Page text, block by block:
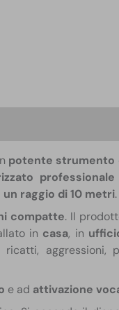
potente strumento
professionale
raggio di 10 metri.
compatte. Il
in casa, in
ricatti, aggressioni,
e ad attivazione